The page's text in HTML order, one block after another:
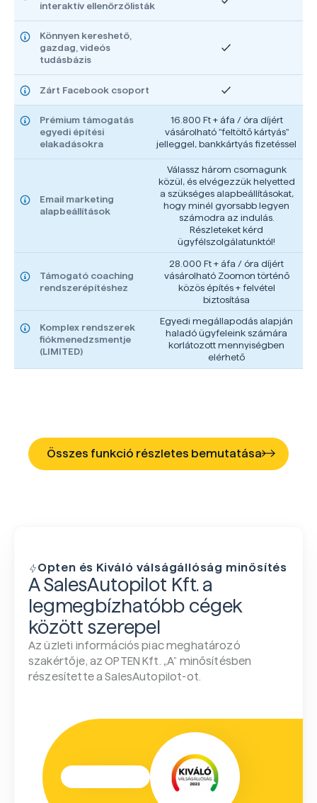
interaktív ellenőrzőlisták
Könnyen kereshető,
gazdag, videós
tudásbázis
Zárt Facebook csoport
Prémium támogatás
egyedi építési
elakadásokra
16.800 Ft + áfa / óra díjért
vásárolható "feltöltő kártyás"
jelleggel, bankkártyás fizetéssel
Email marketing
alapbeállítások
Válassz három csomagunk
közül, és elvégezzük helyetted
a szükséges alapbeállításokat,
hogy minél gyorsabb legyen
számodra az indulás.
Részleteket kérd
ügyfélszolgálatunktól!
Támogató coaching
rendszerépítéshez
28.000 Ft + áfa / óra díjért
vásárolható Zoomon történő
közös építés + felvétel
biztosítása
Komplex rendszerek
fiókmenedzsmentje
(LIMITED)
Egyedi megállapodás alapján
haladó ügyfeleink számára
korlátozott mennyiségben
elérhető
Összes funkció részletes bemutatása
Opten és Kiváló válságállóság minősítés
A SalesAutopilot Kft. a
legmegbízhatóbb cégek
között szerepel
Az üzleti információs piac meghatározó
szakértője, az OPTEN Kft. „A” minősítésben
részesítette a SalesAutopilot-ot.